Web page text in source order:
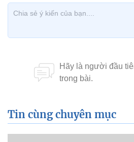
Tin cùng chuyên mục